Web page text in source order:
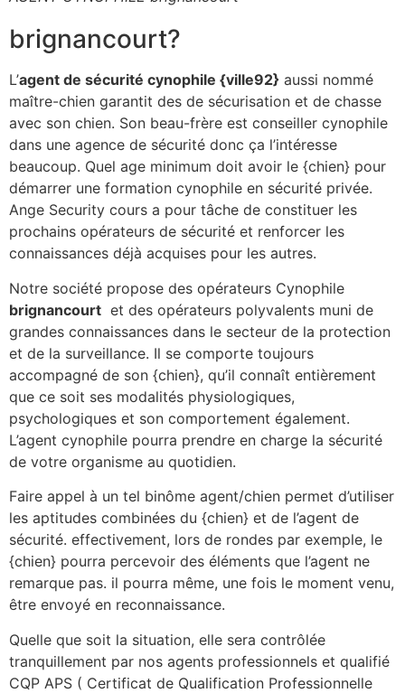
brignancourt?
L’agent de sécurité cynophile {ville92} aussi nommé
maître-chien garantit des de sécurisation et de chasse
avec son chien. Son beau-frère est conseiller cynophile
dans une agence de sécurité donc ça l’intéresse
beaucoup. Quel age minimum doit avoir le {chien} pour
démarrer une formation cynophile en sécurité privée.
Ange Security cours a pour tâche de constituer les
prochains opérateurs de sécurité et renforcer les
connaissances déjà acquises pour les autres.
Notre société propose des opérateurs Cynophile
brignancourt et des opérateurs polyvalents muni de
grandes connaissances dans le secteur de la protection
et de la surveillance. Il se comporte toujours
accompagné de son {chien}, qu’il connaît entièrement
que ce soit ses modalités physiologiques,
psychologiques et son comportement également.
L’agent cynophile pourra prendre en charge la sécurité
de votre organisme au quotidien.
Faire appel à un tel binôme agent/chien permet d’utiliser
les aptitudes combinées du {chien} et de l’agent de
sécurité. effectivement, lors de rondes par exemple, le
{chien} pourra percevoir des éléments que l’agent ne
remarque pas. il pourra même, une fois le moment venu,
être envoyé en reconnaissance.
Quelle que soit la situation, elle sera contrôlée
tranquillement par nos agents professionnels et qualifié
CQP APS ( Certificat de Qualification Professionnelle